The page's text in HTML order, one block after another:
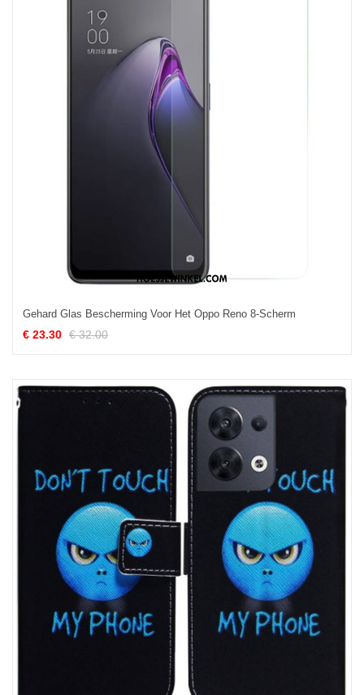
Gehard Glas Bescherming Voor Het Oppo Reno 8-Scherm
€ 23.30 € 32.00